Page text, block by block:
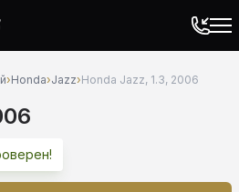
›Honda›Jazz›Honda Jazz, 1.3, 2006